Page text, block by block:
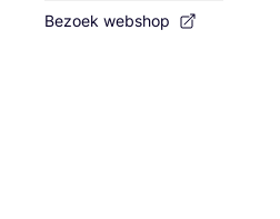
Bezoek webshop